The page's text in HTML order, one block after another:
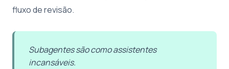
fluxo de revisão.
Subagentes são como assistentes
incansáveis.